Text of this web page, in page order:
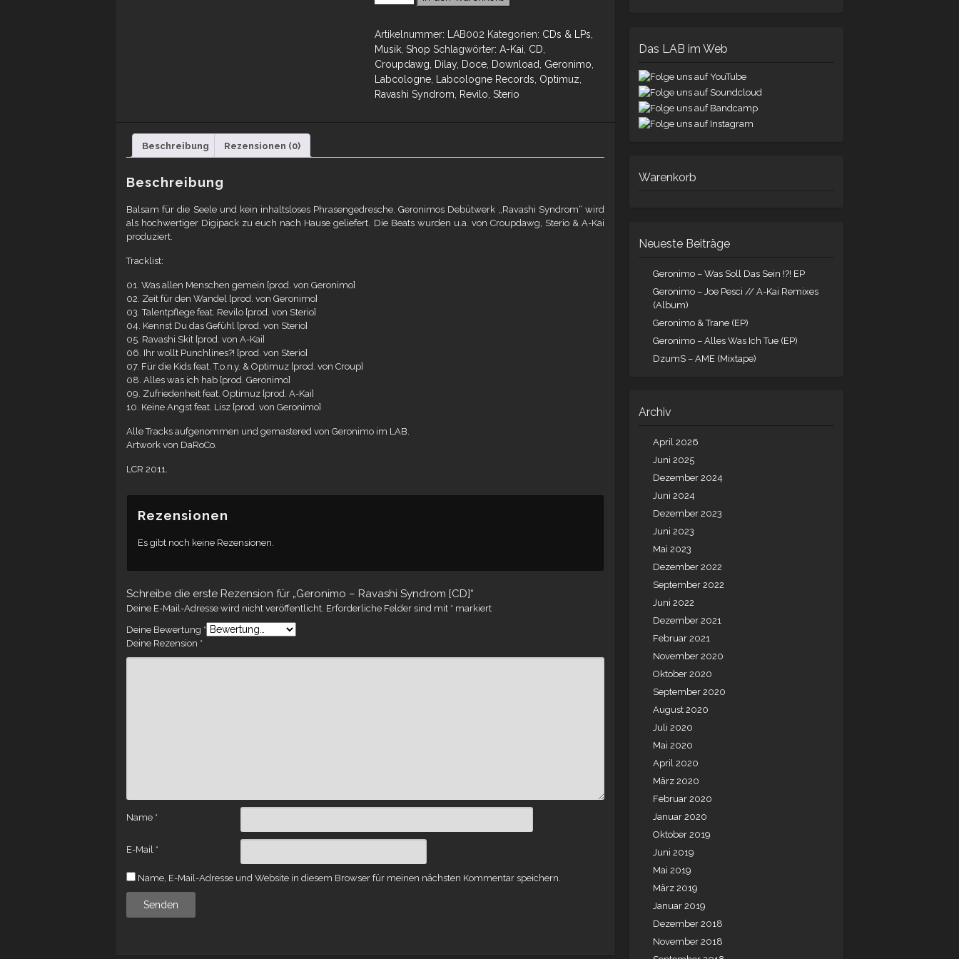
Artikelnummer: LAB002 Kategorien: CDs & LPs
Musik ,Shop Schlagwörter:A-Kai CD
Croupdawg
Dilay, Doce Download Geronimo
Labcologne
Labcologne Records Optimuz
Ravashi Syndrom
Revilo ,Sterio
Beschreibung Rezensionen (0)
Beschreibung
Balsam für die Seele und kein inhaltsloses Phrasengedresche. Geronimos Debütwerk „Ravashi Syndrom“ wird
als hochwertiger Digipack zu euch nach Hause geliefert. Die Beats wurden u.a. von Croupdawg, Sterio & A-Kai
produziert.
Tracklist:
01. Was allen Menschen gemein [prod. von Geronimo]
02. Zeit für den Wandel [prod. von Geronimo]
03. Talentpflege feat. Revilo [prod. von Sterio]
04. Kennst Du das Gefühl [prod. von Sterio]
05. Ravashi Skit [prod. von A-Kai]
06. Ihr wollt Punchlines?! [prod. von Sterio]
07. Für die Kids feat. T.o.n.y. & Optimuz [prod. von Croup]
08. Alles was ich hab [prod. Geronimo]
09. Zufriedenheit feat. Optimuz [prod. A-Kai]
10. Keine Angst feat. Lisz [prod. von Geronimo]
Alle Tracks aufgenommen und gemastered von Geronimo im LAB.
Artwork von DaRoCo.
LCR 2011.
Rezensionen
Es gibt noch keine Rezensionen.
Schreibe die erste Rezension für „Geronimo – Ravashi Syndrom [CD]“
Deine E-Mail-Adresse wird nicht veröffentlicht. Erforderliche Felder sind mit * markiert
Deine Bewertung *
Deine Rezension *
Name *
E-Mail *
Name, E-Mail-Adresse und Website in diesem Browser für meinen nächsten Kommentar speichern.
Das LAB im Web
Warenkorb
Neueste Beiträge
Geronimo – Was Soll Das Sein !?! EP
Geronimo – Joe Pesci // A-Kai Remixes
(Album)
Geronimo & Trane (EP)
Geronimo – Alles Was Ich Tue (EP)
DzumS – AME (Mixtape)
Archiv
April 2026
Juni 2025
Dezember 2024
Juni 2024
Dezember 2023
Juni 2023
Mai 2023
Dezember 2022
September 2022
Juni 2022
Dezember 2021
Februar 2021
November 2020
Oktober 2020
September 2020
August 2020
Juli 2020
Mai 2020
April 2020
März 2020
Februar 2020
Januar 2020
Oktober 2019
Juni 2019
Mai 2019
März 2019
Januar 2019
Dezember 2018
November 2018